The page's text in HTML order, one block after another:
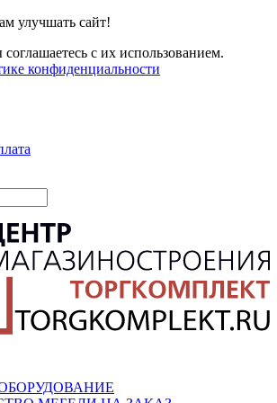
улучшать сайт!
соглашаетесь с их использованием.
конфиденциальности